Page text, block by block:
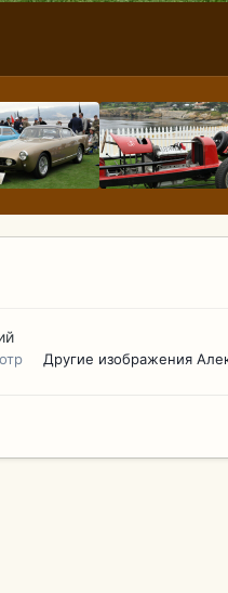
Другие изображения